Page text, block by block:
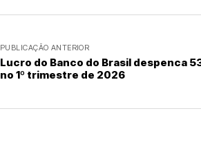
PUBLICAÇÃO ANTERIOR
Lucro do Banco do Brasil despenca
no 1º trimestre de 2026